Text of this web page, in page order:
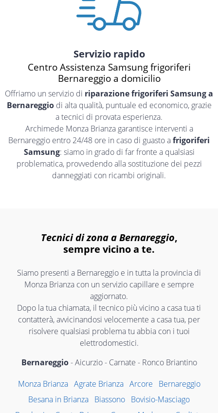
Servizio rapido
Centro Assistenza Samsung frigoriferi
Bernareggio a domicilio
Offriamo un servizio di riparazione frigoriferi Samsung a
Bernareggiodi alta qualità, puntuale ed economico, grazie
a tecnici di provata esperienza.
Archimede Monza Brianza garantisce interventi a
Bernareggio entro 24/48 ore in caso di guasto afrigoriferi
Samsung: siamo in grado di far fronte a qualsiasi
problematica, provvedendo alla sostituzione dei pezzi
danneggiati con ricambi originali.
Tecnici di zona a Bernareggio,
sempre vicino a te.
Siamo presenti a Bernareggio e in tutta la provincia di
Monza Brianza con un servizio capillare e sempre
aggiornato.
Dopo la tua chiamata, il tecnico più vicino a casa tua ti
contatterà, avvicinandosi velocemente a casa tua, per
risolvere qualsiasi problema tu abbia con i tuoi
elettrodomestici.
Bernareggio- Aicurzio - Carnate - Ronco Briantino
Monza Brianza Agrate Brianza Arcore
Bernareggio
Besana in Brianza Biassono Bovisio-Masciago